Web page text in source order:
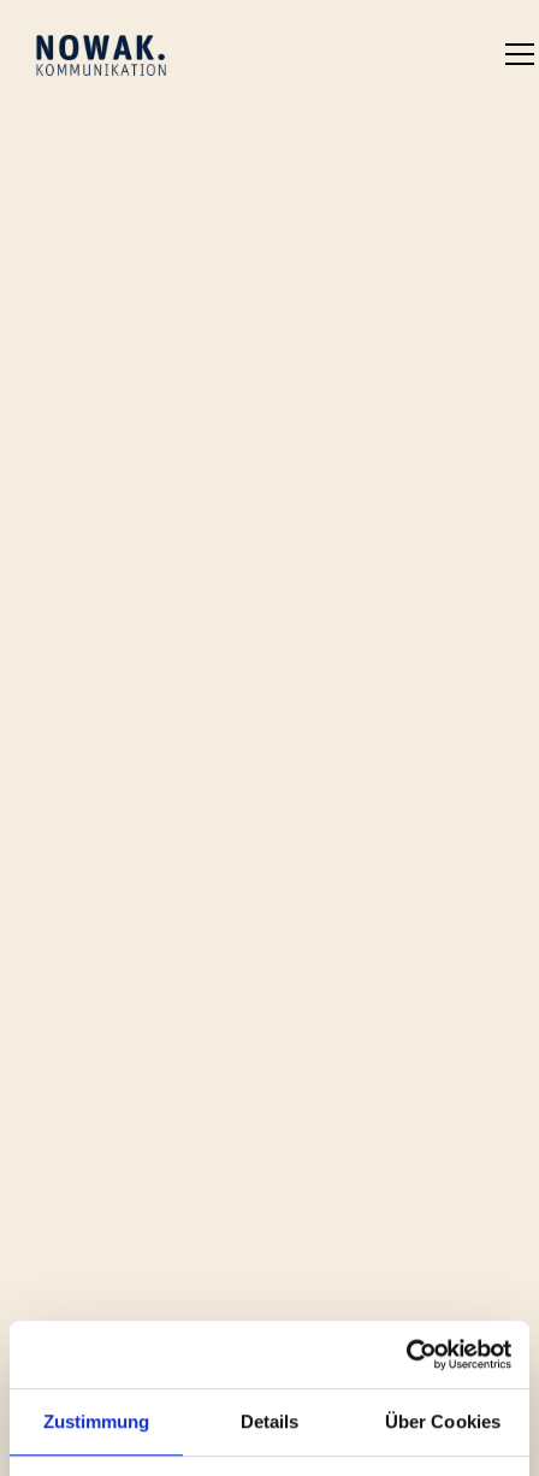
Zustimmung Details Über Cookies
Akute Krise? Rufen Sie mich direkt
an!